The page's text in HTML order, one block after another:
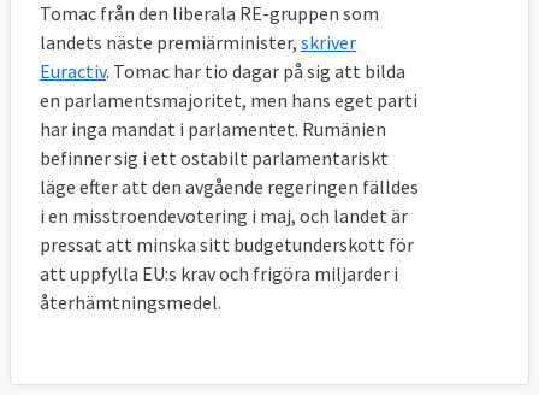
Tomac från den liberala RE-gruppen som
landets näste premiärminister, skriver
Euractiv. Tomac har tio dagar på sig att bilda
en parlamentsmajoritet, men hans eget parti
har inga mandat i parlamentet. Rumänien
befinner sig i ett ostabilt parlamentariskt
läge efter att den avgående regeringen fälldes
i en misstroendevotering i maj, och landet är
pressat att minska sitt budgetunderskott för
att uppfylla EU:s krav och frigöra miljarder i
återhämtningsmedel.